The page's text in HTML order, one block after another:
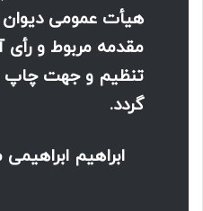
هیأت عمومی دیوان
مقدمه مربوط و
تنظیم و جهت چاپ
گردد.
ابراهیم